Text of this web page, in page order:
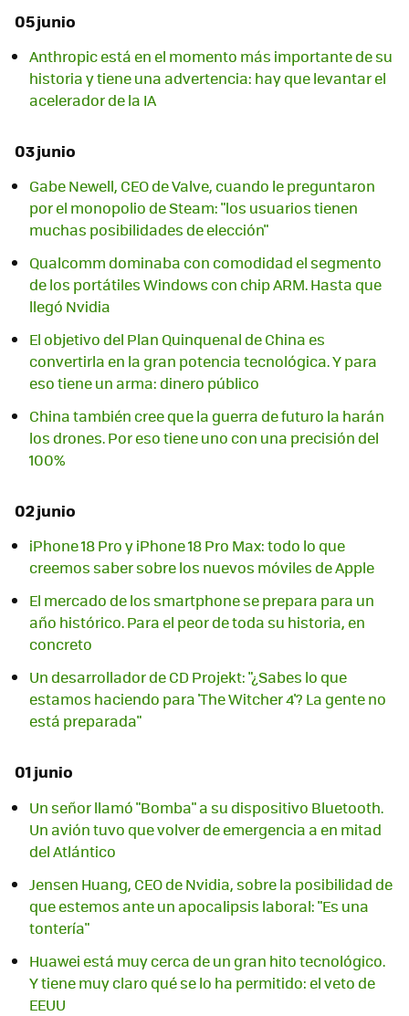
05 junio
Anthropic está en el momento más importante de su
historia y tiene una advertencia: hay que levantar el
acelerador de la IA
03 junio
Gabe Newell, CEO de Valve, cuando le preguntaron
por el monopolio de Steam: "los usuarios tienen
muchas posibilidades de elección"
Qualcomm dominaba con comodidad el segmento
de los portátiles Windows con chip ARM. Hasta que
llegó Nvidia
El objetivo del Plan Quinquenal de China es
convertirla en la gran potencia tecnológica. Y para
eso tiene un arma: dinero público
China también cree que la guerra de futuro la harán
los drones. Por eso tiene uno con una precisión del
100%
02 junio
iPhone 18 Pro y iPhone 18 Pro Max: todo lo que
creemos saber sobre los nuevos móviles de Apple
El mercado de los smartphone se prepara para un
año histórico. Para el peor de toda su historia, en
concreto
Un desarrollador de CD Projekt: "¿Sabes lo que
estamos haciendo para 'The Witcher 4'? La gente no
está preparada"
01 junio
Un señor llamó "Bomba" a su dispositivo Bluetooth.
Un avión tuvo que volver de emergencia a en mitad
del Atlántico
Jensen Huang, CEO de Nvidia, sobre la posibilidad de
que estemos ante un apocalipsis laboral: "Es una
tontería"
Huawei está muy cerca de un gran hito tecnológico.
Y tiene muy claro qué se lo ha permitido: el veto de
EEUU